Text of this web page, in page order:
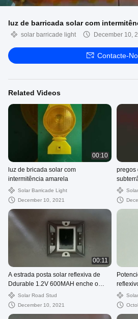
luz de barricada solar com
solar barricade light December 10,
Contacte-
Related Videos
00:10
luz de bricada solar com
intermitência amarela
Solar Barricade Light
December 10, 2021
pregos
00:11
A estrada posta solar reflexiva de
Ddurable 1.2V 600MAH enche o
amarelo
Solar Road Stud
December 10, 2021
de